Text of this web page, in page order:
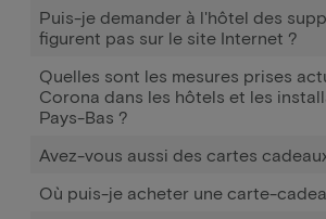
Puis-je demander à l'hôtel des
figurent pas sur le site Internet ?
Quelles sont les mesures prises
Corona dans les hôtels et les
Pays-Bas ?
Avez-vous aussi des cartes
Où puis-je acheter une carte-